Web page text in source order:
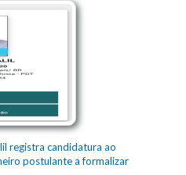
registra candidatura ao
postulante a formalizar